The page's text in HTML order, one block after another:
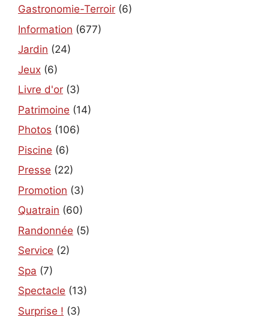
Gastronomie-Terroir (6)
Information (677)
Jardin (24)
Jeux (6)
Livre d'or (3)
Patrimoine (14)
Photos (106)
Piscine (6)
Presse (22)
Promotion (3)
Quatrain (60)
Randonnée (5)
Service (2)
Spa (7)
Spectacle (13)
Surprise ! (3)